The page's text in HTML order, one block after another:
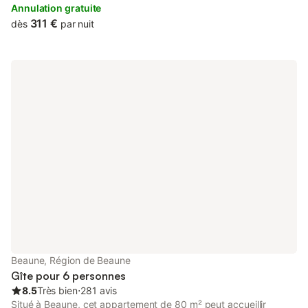
Annulation gratuite
dès 311 € par nuit
Beaune, Région de Beaune
Gîte pour 6 personnes
8.5Très bien⋅281 avis
Situé à Beaune, cet appartement de 80 m² peut accueillir